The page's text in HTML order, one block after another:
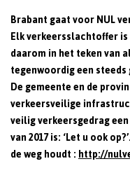
Brabant gaat voor NUL
Elk verkeersslachtoffer
daarom in het teken van
tegenwoordig een
De gemeente en de
verkeersveilige
veilig verkeersgedrag
van 2017 is: ‘Let u ook
de weg houdt :http://